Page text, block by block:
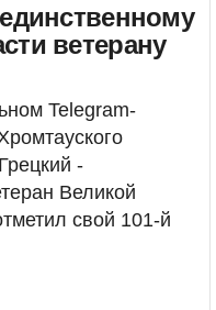
ветерану
Telegram-
-
Великой
свой 101-й